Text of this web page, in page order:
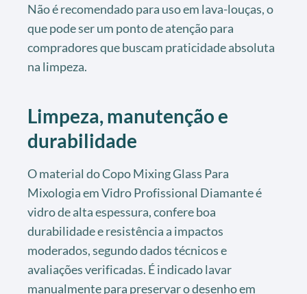
Não é recomendado para uso em lava-louças, o
que pode ser um ponto de atenção para
compradores que buscam praticidade absoluta
na limpeza.
Limpeza, manutenção e
durabilidade
O material do Copo Mixing Glass Para
Mixologia em Vidro Profissional Diamante é
vidro de alta espessura, confere boa
durabilidade e resistência a impactos
moderados, segundo dados técnicos e
avaliações verificadas. É indicado lavar
manualmente para preservar o desenho em